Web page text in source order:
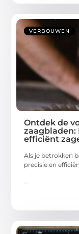
VERBOUWEN
Ontdek de
zaagbladen:
efficiënt
Als je betrokken
precisie en
...